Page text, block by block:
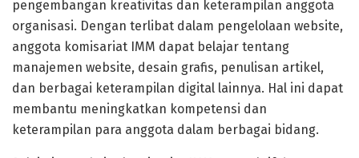
pengembangan kreativitas dan keterampilan anggota
organisasi. Dengan terlibat dalam pengelolaan website,
anggota komisariat IMM dapat belajar tentang
manajemen website, desain grafis, penulisan artikel,
dan berbagai keterampilan digital lainnya. Hal ini dapat
membantu meningkatkan kompetensi dan
keterampilan para anggota dalam berbagai bidang.